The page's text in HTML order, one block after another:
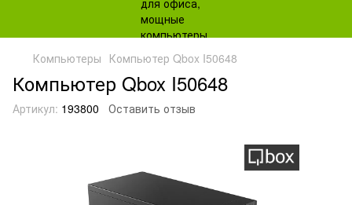
Компьютеры Компьютер Qbox I50648
Компьютер Qbox I50648
Артикул: 193800 Оставить отзыв